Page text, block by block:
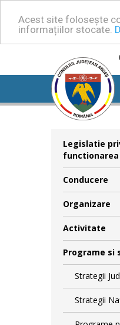
Acest site folosește
informațiilor stocate.
Legislatie
Conducere
Organizare
Activitate
Programe si
Strategii
Strategii